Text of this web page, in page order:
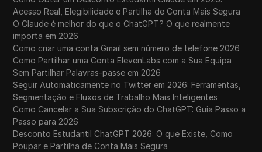
Acesso Real, Elegibilidade e Partilha de Conta Mais Segura
O Claude é melhor do que o ChatGPT? O que realmente
importa em 2026
Como criar uma conta Gmail sem número de telefone 2026
Como Partilhar uma Conta ElevenLabs com a Sua Equipa
Sem Partilhar Palavras-passe em 2026
Seguir Automaticamente no Twitter em 2026: Ferramentas,
Segmentação e Fluxos de Trabalho Mais Inteligentes
Como Cancelar a Sua Subscrição do ChatGPT: Guia Passo a
Passo para 2026
Desconto Estudantil ChatGPT 2026: O que Existe, Como
Poupar e Partilha de Conta Mais Segura